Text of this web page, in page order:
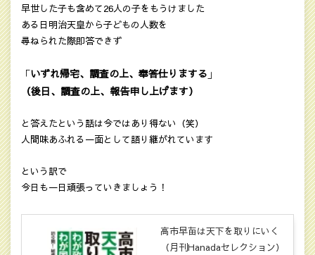
早世した子も含めて26人の子をもうけました
ある日明治天皇から子どもの人数を
尋ねられた際即答できず
「いずれ帰宅、調査の上、奉答仕りまする 」
（後日、調査の上、報告申し上げます）
と答えたという話は今ではあり得ない（笑）
人間味あふれる一面として語り継がれています
という訳で
今日も一日頑張っていきましょう！
高市早苗は天下を取りにいく
（月刊Hanadaセレクション）